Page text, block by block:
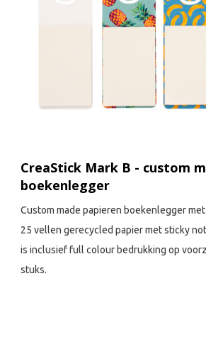
CreaStick Mark B - custom
boekenlegger
Custom made papieren boekenlegger
25 vellen gerecycled papier met sticky
is inclusief full colour bedrukking op
stuks.